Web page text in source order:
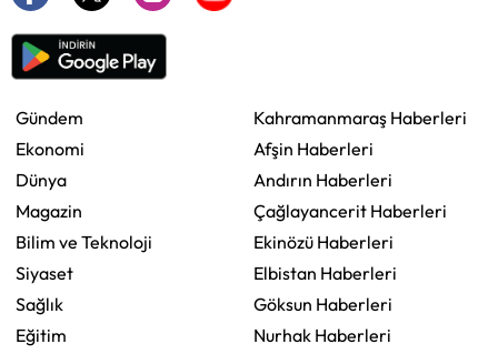
Gündem
Ekonomi
Dünya
Magazin
Bilim ve Teknoloji
Siyaset
Sağlık
Eğitim
Kahramanmaraş Haberleri
Afşin Haberleri
Andırın Haberleri
Çağlayancerit Haberleri
Ekinözü Haberleri
Elbistan Haberleri
Göksun Haberleri
Nurhak Haberleri